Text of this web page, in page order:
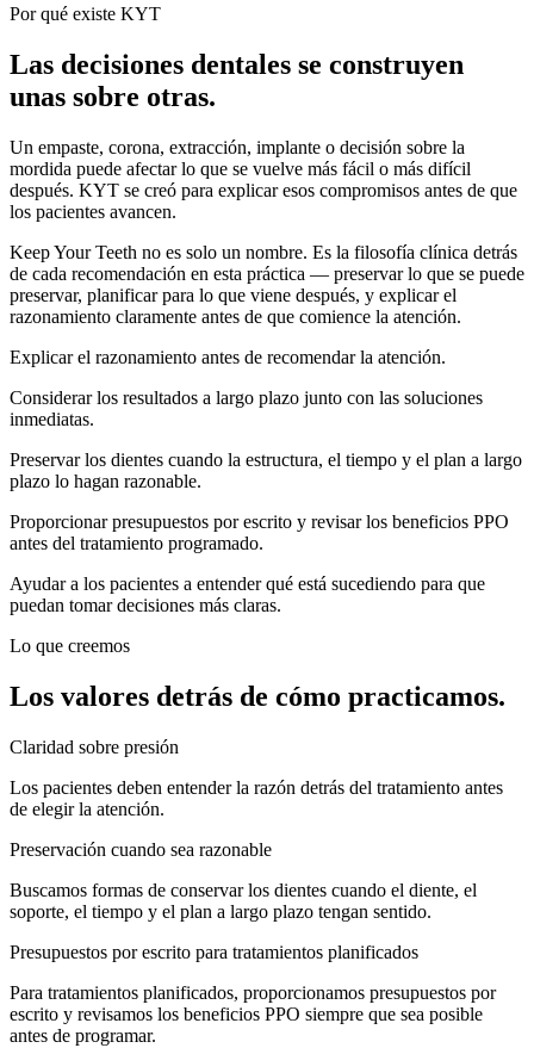
Por qué existe KYT
Las decisiones dentales se construyen
unas sobre otras.
Un empaste, corona, extracción, implante o decisión sobre la
mordida puede afectar lo que se vuelve más fácil o más difícil
después. KYT se creó para explicar esos compromisos antes de que
los pacientes avancen.
Keep Your Teeth no es solo un nombre. Es la filosofía clínica detrás
de cada recomendación en esta práctica — preservar lo que se puede
preservar, planificar para lo que viene después, y explicar el
razonamiento claramente antes de que comience la atención.
Explicar el razonamiento antes de recomendar la atención.
Considerar los resultados a largo plazo junto con las soluciones
inmediatas.
Preservar los dientes cuando la estructura, el tiempo y el plan a largo
plazo lo hagan razonable.
Proporcionar presupuestos por escrito y revisar los beneficios PPO
antes del tratamiento programado.
Ayudar a los pacientes a entender qué está sucediendo para que
puedan tomar decisiones más claras.
Lo que creemos
Los valores detrás de cómo practicamos.
Claridad sobre presión
Los pacientes deben entender la razón detrás del tratamiento antes
de elegir la atención.
Preservación cuando sea razonable
Buscamos formas de conservar los dientes cuando el diente, el
soporte, el tiempo y el plan a largo plazo tengan sentido.
Presupuestos por escrito para tratamientos planificados
Para tratamientos planificados, proporcionamos presupuestos por
escrito y revisamos los beneficios PPO siempre que sea posible
antes de programar.